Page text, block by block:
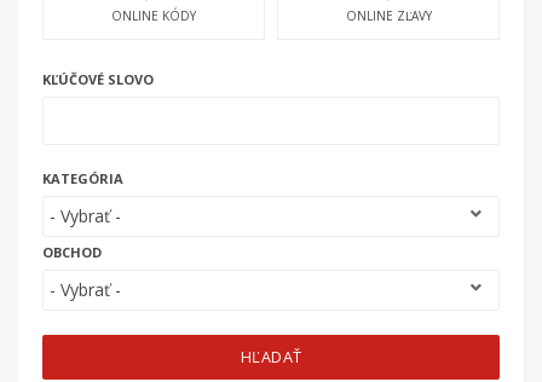
ONLINE KÓDY ONLINE ZĽAVY
KĽÚČOVÉ SLOVO
KATEGÓRIA
OBCHOD
HĽADAŤ